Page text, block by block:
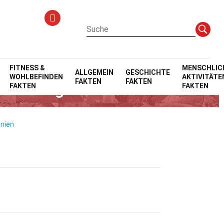
FITNESS &
WOHLBEFINDEN
FAKTEN
ALLGEMEIN
FAKTEN
GESCHICHTE
FAKTEN
FAKTEN